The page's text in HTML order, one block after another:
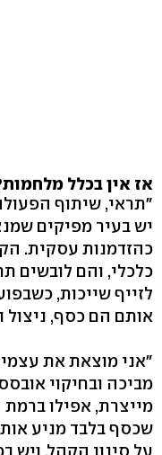
אז אין בכלל
"תראי, שיתוף
יש בעיר מפיקים
כהזדמנות עסקית.
כלכלי, והם לובשים
לזייף שייכות,
אותם הם כסף, ניצול
"אני מוצאת את
מביכה ובחיקוי
מייצרת, אפילו
שכסף בלבד מניע